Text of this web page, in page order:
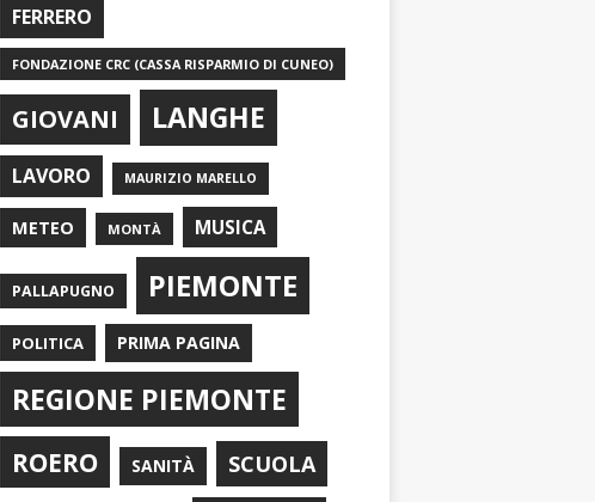
FERRERO
FONDAZIONE CRC (CASSA RISPARMIO DI CUNEO)
GIOVANI LANGHE
LAVORO MAURIZIO MARELLO
METEO MONTÀ MUSICA
PALLAPUGNO PIEMONTE
POLITICA PRIMA PAGINA
REGIONE PIEMONTE
ROERO SANITÀ SCUOLA